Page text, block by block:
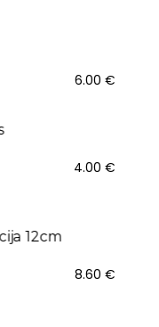
6.00 €
4.00 €
8.60 €